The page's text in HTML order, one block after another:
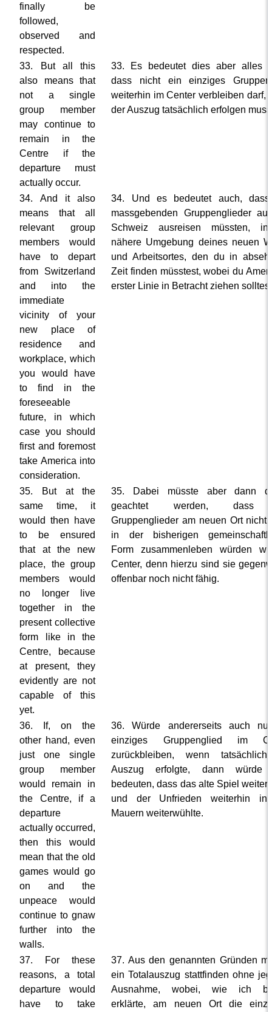
finally be
followed,
observed and
respected.
33. But all this
also means that
not a single
group member
may continue to
remain in the
Centre if the
departure must
actually occur.
33. Es bedeutet dies aber alles
dass nicht ein einziges
weiterhin im Center verbleiben darf,
der Auszug tatsächlich erfolgen
34. And it also
means that all
relevant group
members would
have to depart
from Switzerland
and into the
immediate
vicinity of your
new place of
residence and
workplace, which
you would have
to find in the
foreseeable
future, in which
case you should
first and foremost
take America into
consideration.
34. Und es bedeutet auch,
massgebenden Gruppenglieder
Schweiz ausreisen müssten,
nähere Umgebung deines neuen
und Arbeitsortes, den du in
Zeit finden müsstest, wobei du
erster Linie in Betracht ziehen
35. But at the
same time, it
would then have
to be ensured
that at the new
place, the group
members would
no longer live
together in the
present collective
form like in the
Centre, because
at present, they
evidently are not
capable of this
yet.
35. Dabei müsste aber dann
geachtet werden, dass
Gruppenglieder am neuen Ort nicht
in der bisherigen
Form zusammenleben würden
Center, denn hierzu sind sie
offenbar noch nicht fähig.
36. If, on the
other hand, even
just one single
group member
would remain in
the Centre, if a
departure
actually occurred,
then this would
mean that the old
games would go
on and the
unpeace would
continue to gnaw
further into the
walls.
36. Würde andererseits auch
einziges Gruppenglied im
zurückbleiben, wenn
Auszug erfolgte, dann würde
bedeuten, dass das alte Spiel
und der Unfrieden weiterhin in
Mauern weiterwühlte.
37. For these
reasons, a total
departure would
have to take
37. Aus den genannten Gründen
ein Totalauszug stattfinden ohne
Ausnahme, wobei, wie ich
erklärte, am neuen Ort die